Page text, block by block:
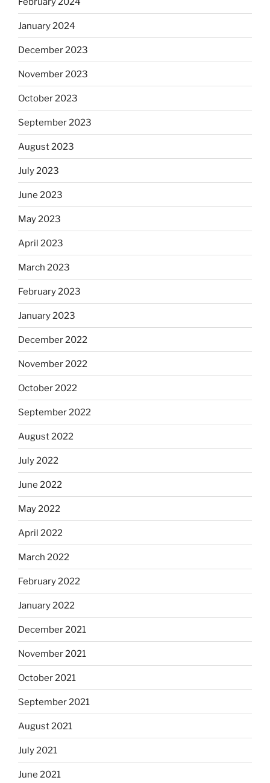
January 2024
December 2023
November 2023
October 2023
September 2023
August 2023
July 2023
June 2023
May 2023
April 2023
March 2023
February 2023
January 2023
December 2022
November 2022
October 2022
September 2022
August 2022
July 2022
June 2022
May 2022
April 2022
March 2022
February 2022
January 2022
December 2021
November 2021
October 2021
September 2021
August 2021
July 2021
June 2021